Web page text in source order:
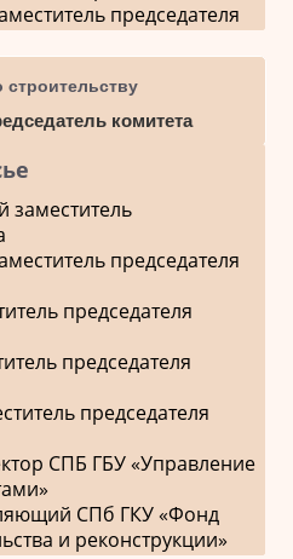
председателя
строительству
комитета
заместитель
председателя
председателя
председателя
председателя
СПБ ГБУ «Управление
СПб ГКУ «Фонд
и реконструкции»